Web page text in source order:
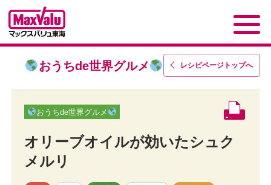
レシピページトップへ
おうちde世界グルメ
おうちde世界グルメ
オリーブオイルが効いたシュク
メルリ